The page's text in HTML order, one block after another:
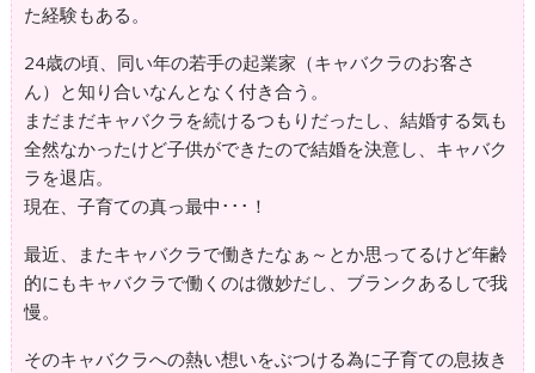
た経験もある。
24歳の頃、同い年の若手の起業家（キャバクラのお客さ
ん）と知り合いなんとなく付き合う。
まだまだキャバクラを続けるつもりだったし、結婚する気も
全然なかったけど子供ができたので結婚を決意し、キャバク
ラを退店。
現在、子育ての真っ最中･･･！
最近、またキャバクラで働きたなぁ～とか思ってるけど年齢
的にもキャバクラで働くのは微妙だし、ブランクあるしで我
慢。
そのキャバクラへの熱い想いをぶつける為に子育ての息抜き